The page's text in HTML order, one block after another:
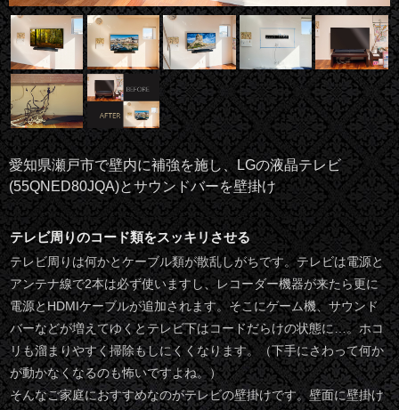
愛知県瀬戸市で壁内に補強を施し、LGの液晶テレビ
(55QNED80JQA)とサウンドバーを壁掛け
テレビ周りのコード類をスッキリさせる
テレビ周りは何かとケーブル類が散乱しがちです。テレビは電源と
アンテナ線で2本は必ず使いますし、レコーダー機器が来たら更に
電源とHDMIケーブルが追加されます。そこにゲーム機、サウンド
バーなどが増えてゆくとテレビ下はコードだらけの状態に…。ホコ
リも溜まりやすく掃除もしにくくなります。（下手にさわって何か
が動かなくなるのも怖いですよね。）
そんなご家庭におすすめなのがテレビの壁掛けです。壁面に壁掛け